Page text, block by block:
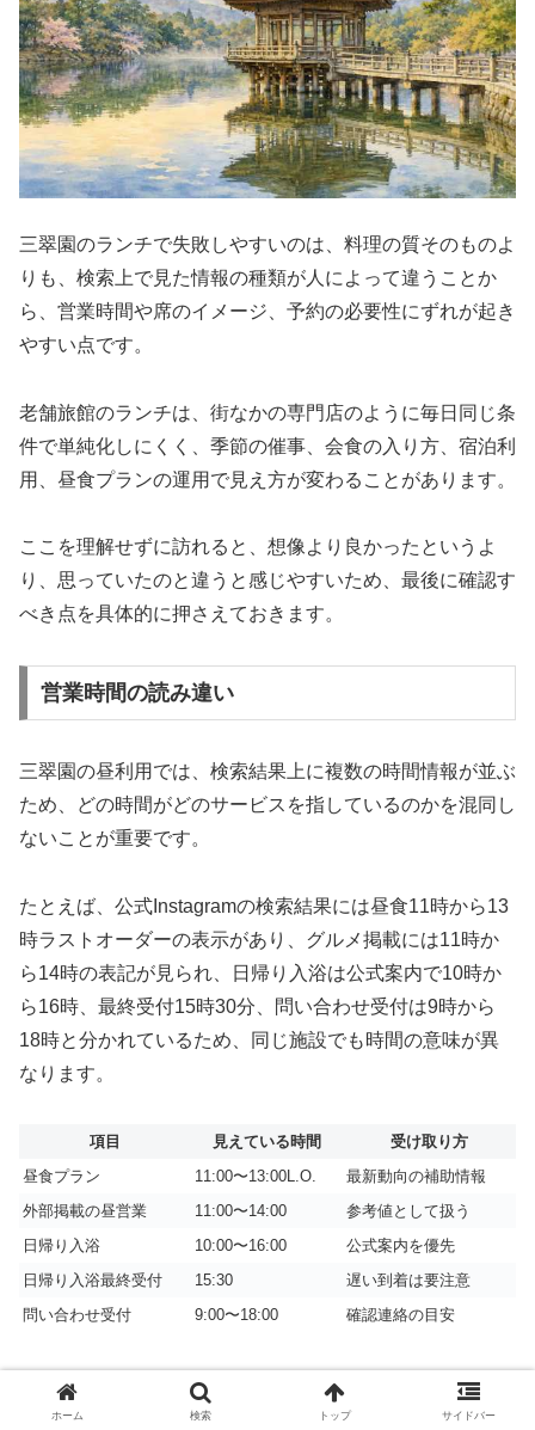
三翠園のランチで失敗しやすいのは、料理の質そのものよ
りも、検索上で見た情報の種類が人によって違うことか
ら、営業時間や席のイメージ、予約の必要性にずれが起き
やすい点です。
老舗旅館のランチは、街なかの専門店のように毎日同じ条
件で単純化しにくく、季節の催事、会食の入り方、宿泊利
用、昼食プランの運用で見え方が変わることがあります。
ここを理解せずに訪れると、想像より良かったというよ
り、思っていたのと違うと感じやすいため、最後に確認す
べき点を具体的に押さえておきます。
営業時間の読み違い
三翠園の昼利用では、検索結果上に複数の時間情報が並ぶ
ため、どの時間がどのサービスを指しているのかを混同し
ないことが重要です。
たとえば、公式Instagramの検索結果には昼食11時から13
時ラストオーダーの表示があり、グルメ掲載には11時か
ら14時の表記が見られ、日帰り入浴は公式案内で10時か
ら16時、最終受付15時30分、問い合わせ受付は9時から
18時と分かれているため、同じ施設でも時間の意味が異
なります。
項目 見えている時間
受け取り方
昼食プラン
11:00〜13:00L.O.
最新動向の補助情報
外部掲載の昼営業
11:00〜14:00
参考値として扱う
日帰り入浴
10:00〜16:00
公式案内を優先
日帰り入浴最終受付
15:30
遅い到着は要注意
問い合わせ受付
9:00〜18:00 確認連絡の目安
昼食の利用方法が自分の想定と合っているかを確かめたい
なら、いつ食べたいかだけでなく、予約の要不要、一般利
ホーム 検索 トップ サイドバー